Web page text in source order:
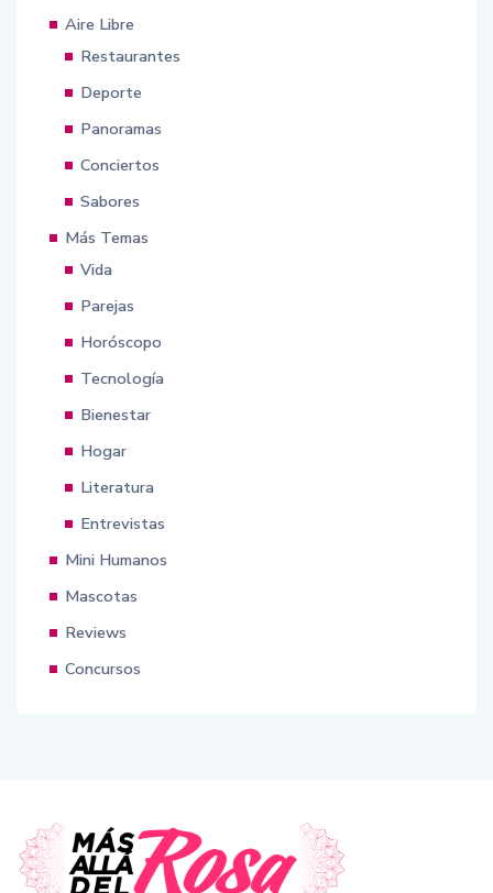
Aire Libre
Restaurantes
Deporte
Panoramas
Conciertos
Sabores
Más Temas
Vida
Parejas
Horóscopo
Tecnología
Bienestar
Hogar
Literatura
Entrevistas
Mini Humanos
Mascotas
Reviews
Concursos